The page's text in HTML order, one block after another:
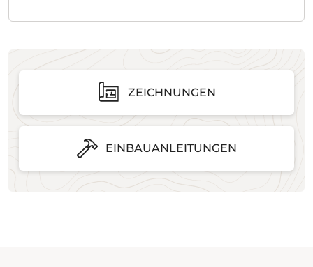
ZEICHNUNGEN
EINBAUANLEITUNGEN